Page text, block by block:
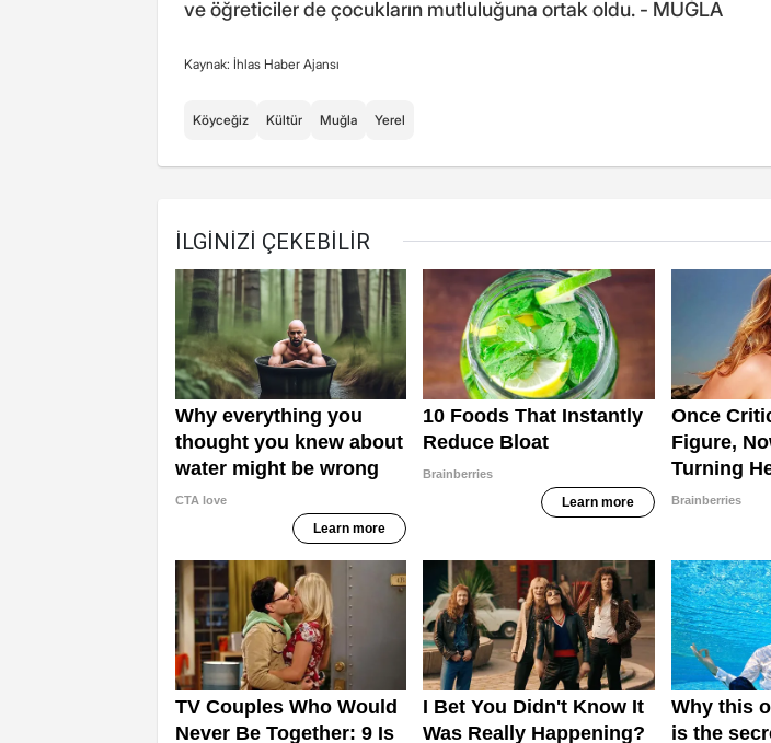
ve öğreticiler de çocukların mutluluğuna ortak oldu. - MUĞLA
Kaynak: İhlas Haber Ajansı
Köyceğiz Kültür Muğla Yerel